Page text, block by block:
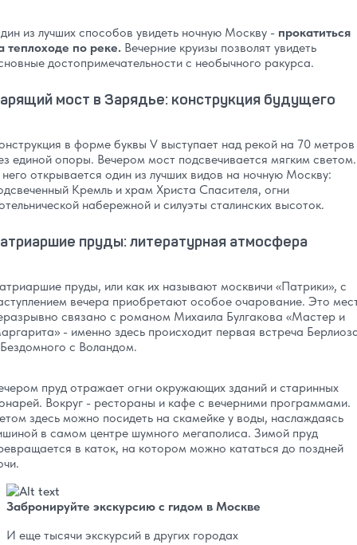
из лучших способов увидеть ночную Москву - прокатиться
теплоходе по реке. Вечерние круизы позволят увидеть
достопримечательности с необычного ракурса.
мост в Зарядье: конструкция будущего
в форме буквы V выступает над рекой на 70 метров
единой опоры. Вечером мост подсвечивается мягким светом.
открывается один из лучших видов на ночную Москву:
Кремль и храм Христа Спасителя, огни
набережной и силуэты сталинских высоток.
пруды: литературная атмосфера
пруды, или как их называют москвичи «Патрики», с
вечера приобретают особое очарование. Это
связано с романом Михаила Булгакова «Мастер и
- именно здесь происходит первая встреча
с Воландом.
пруд отражает огни окружающих зданий и старинных
Вокруг - рестораны и кафе с вечерними программами.
здесь можно посидеть на скамейке у воды, наслаждаясь
в самом центре шумного мегаполиса. Зимой пруд
в каток, на котором можно кататься до поздней
Забронируйте экскурсию с гидом в Москве
И еще тысячи экскурсий в других городах